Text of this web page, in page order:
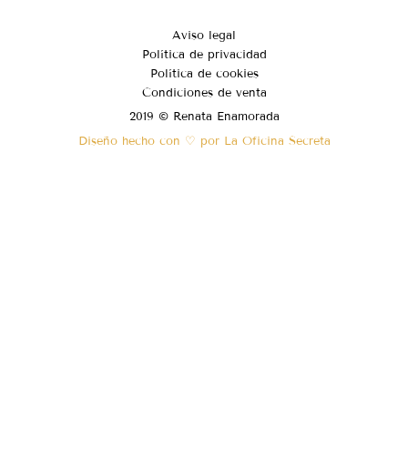
Aviso legal
Política de privacidad
Política de cookies
Condiciones de venta
2019 © Renata Enamorada
Diseño hecho con ♡ por La Oficina Secreta